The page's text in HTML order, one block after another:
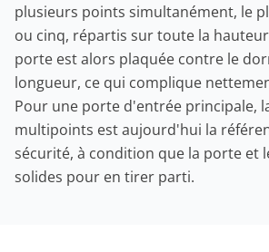
plusieurs points simultanément, le
ou cinq, répartis sur toute la
porte est alors plaquée contre le
longueur, ce qui complique
Pour une porte d'entrée principale,
multipoints est aujourd'hui la
sécurité, à condition que la porte et
solides pour en tirer parti.